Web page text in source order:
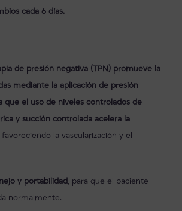
cada 6 días.
de presión negativa (TPN) promueve la
mediante la aplicación de presión
que el uso de niveles controlados de
y succión controlada acelera la
favoreciendo la vascularización y el
y portabilidad, para que el paciente
normalmente.